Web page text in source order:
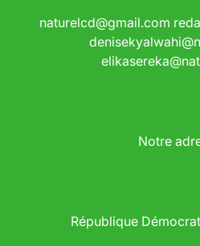
naturelcd@gmail.com
Notre
République